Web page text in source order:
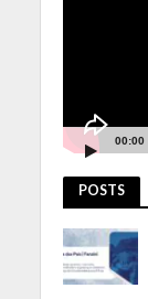
00:00
POSTS